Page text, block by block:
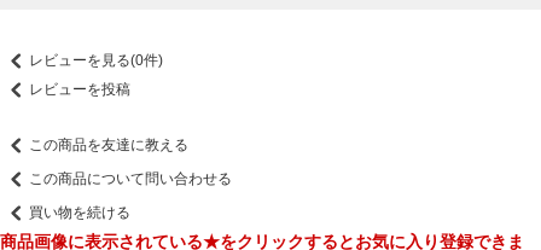
レビューを見る(0件)
レビューを投稿
この商品を友達に教える
この商品について問い合わせる
買い物を続ける
商品画像に表示されている★をクリックするとお気に入り登録できま